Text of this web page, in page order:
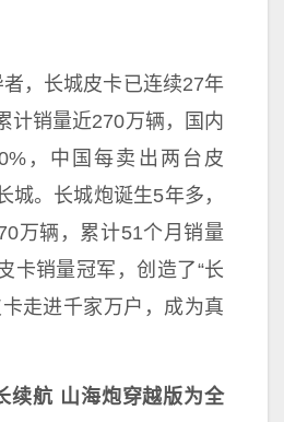
者，长城皮卡已连续27年
计销量近270万辆，国内
， 中国每卖出两 台皮
城。长城炮诞生5年多，
万辆，累计51个月销量
卡销量冠军，创造了“长
走进千家万户，成为真
续航 山海炮穿越版为全